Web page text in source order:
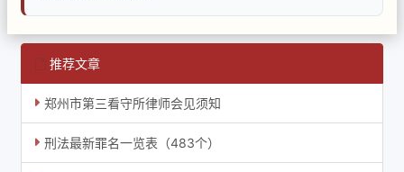
推荐文章
郑州市第三看守所律师会见须知
刑法最新罪名一览表（483个）